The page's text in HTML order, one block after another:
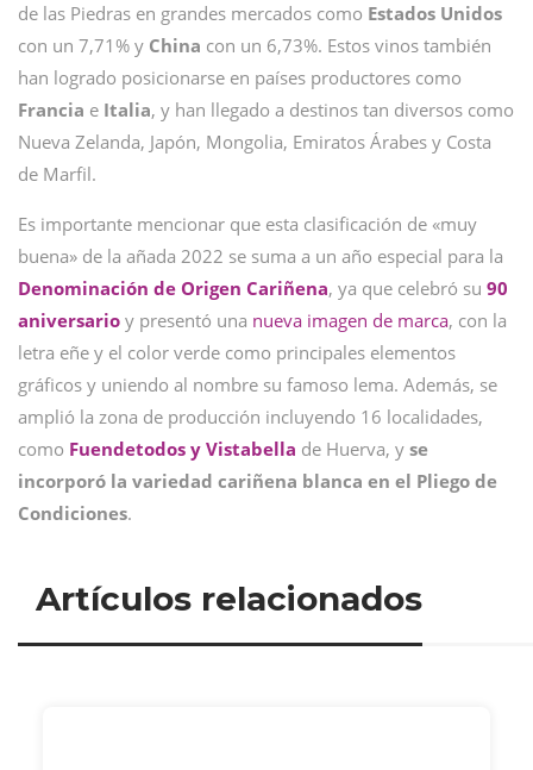
de las Piedras en grandes mercados como Estados Unidos
con un 7,71% y China con un 6,73%. Estos vinos también
han logrado posicionarse en países productores como
Francia e Italia, y han llegado a destinos tan diversos como
Nueva Zelanda, Japón, Mongolia, Emiratos Árabes y Costa
de Marfil.
Es importante mencionar que esta clasificación de «muy
buena» de la añada 2022 se suma a un año especial para la
Denominación de Origen Cariñena, ya que celebró su 90
aniversario y presentó una nueva imagen de marca, con la
letra eñe y el color verde como principales elementos
gráficos y uniendo al nombre su famoso lema. Además, se
amplió la zona de producción incluyendo 16 localidades,
como Fuendetodos y Vistabella de Huerva, y se
incorporó la variedad cariñena blanca en el Pliego de
Condiciones.
Artículos relacionados